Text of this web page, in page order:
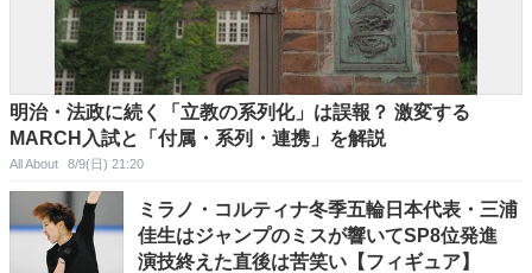
明治・法政に続く「立教の系列化」は誤報？ 激変する
MARCH入試と「付属・系列・連携」を解説
All About 8/9(日) 21:20
ミラノ・コルティナ冬季五輪日本代表・三浦
佳生はジャンプのミスが響いてSP8位発進
演技終えた直後は苦笑い【フィギュア】